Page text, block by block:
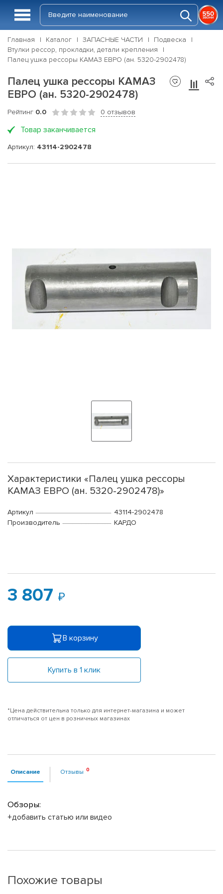
Главная Каталог ЗАПАСНЫЕ ЧАСТИ
Подвеска
Втулки рессор, прокладки, детали крепления
Палец ушка рессоры КАМАЗ ЕВРО (ан. 5320-2902478)
Палец ушка рессоры КАМАЗ
ЕВРО (ан. 5320-2902478)
Рейтинг 0.0 0 отзывов
Товар заканчивается
Артикул: 43114-2902478
Характеристики «Палец ушка рессоры
КАМАЗ ЕВРО (ан. 5320-2902478)»
Артикул
43114-2902478
Производитель
КАРДО
3 807
В корзину
Купить в 1 клик
*Цена действительна только для интернет-магазина и может
отличаться от цен в розничных магазинах
Описание Отзывы
Обзоры:
+добавить статью или видео
Похожие товары